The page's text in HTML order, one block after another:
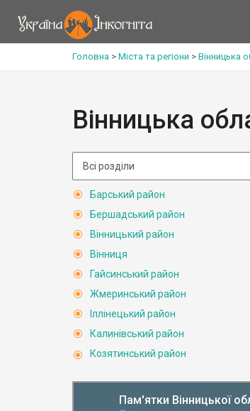
Головна > Міста та регіони > Вінницька
Вінницька
Барський район
Бершадський район
Вінницький район
Вінниця
Гайсинський район
Жмеринський район
Іллінецький район
Калинівський район
Козятинський район